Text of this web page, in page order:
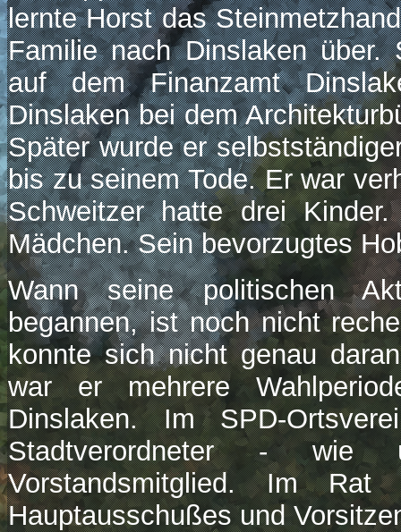
lernte Horst das
Familie nach Dinslaken über.
auf dem Finanzamt
Dinslaken bei dem
Später wurde er
bis zu seinem Tode. Er war
Schweitzer hatte drei
Mädchen. Sein bevorzugtes
Wann seine politischen
begannen, ist noch nicht
konnte sich nicht genau
war er mehrere
Dinslaken. Im SPD-
Stadtverordneter - wie
Vorstandsmitglied. Im
Hauptausschußes und